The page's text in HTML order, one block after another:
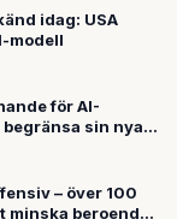
idag: USA
modell
för AI-
sin nya
– över 100
minska beroendet